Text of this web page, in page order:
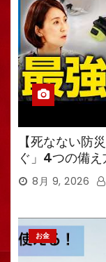
【死なない防
ぐ」4つの備
強備蓄食は「
も無意味
8月 9, 2026
お金